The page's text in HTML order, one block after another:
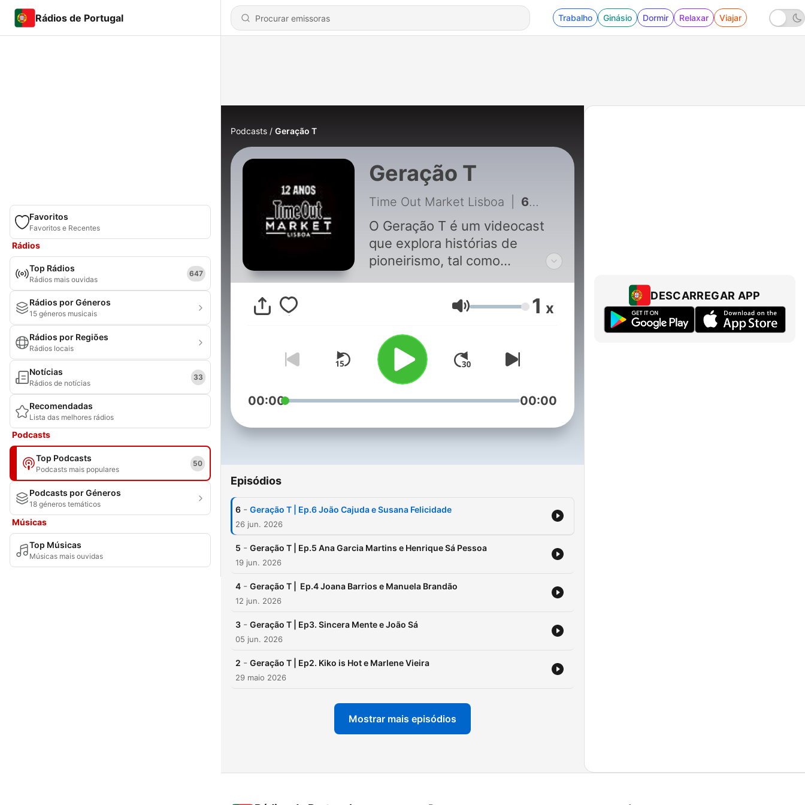
Rádios de Portugal Trabalho Ginásio Dormir Relaxar Viajar
Favoritos
Favoritos e Recentes
Rádios
Top Rádios
Rádios mais ouvidas
647
Rádios por Géneros
15 géneros musicais
Rádios por Regiões
Rádios locais
Notícias
Rádios de notícias
33
Recomendadas
Lista das melhores rádios
Podcasts
Top Podcasts
Podcasts mais populares
50
Podcasts por Géneros
18 géneros temáticos
Músicas
Top Músicas
Músicas mais ouvidas
Podcasts Geração T
Geração T
Time Out Market Lisboa 6 - Geração T | Ep.6 João Cajuda e Susana Felicidade
O Geração T é um videocast
que explora histórias de
pioneirismo, tal como
Market Lisboa, que celebra 12
anos em 2026
Volume 1 x
00:00 00:00
Episódios
6 - Geração T | Ep.6 João Cajuda e Susana Felicidade
26 jun. 2026
5 - Geração T | Ep.5 Ana Garcia Martins e Henrique Sá Pessoa
19 jun. 2026
4 - Geração T | Ep.4 Joana Barrios e Manuela Brandão
12 jun. 2026
3 - Geração T | Ep3. Sincera Mente e João Sá
05 jun. 2026
2 - Geração T | Ep2. Kiko is Hot e Marlene Vieira
29 maio 2026
Mostrar mais episódios
DESCARREGAR APP